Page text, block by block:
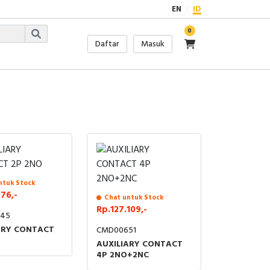
EN ID
Daftar Masuk
0
Stock
CONTACT
Chat untuk Stock
Rp.127.109,-
CMD00651
AUXILIARY CONTACT
4P 2NO+2NC